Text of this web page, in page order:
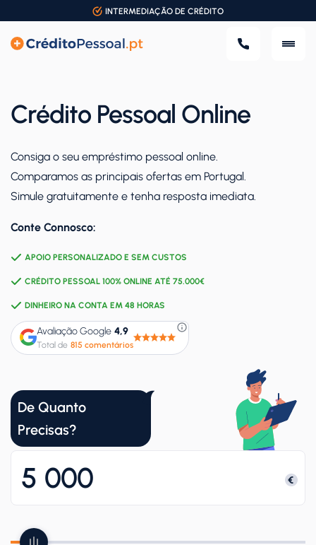
INTERMEDIAÇÃO DE CRÉDITO
Crédito Pessoal Online
Consiga o seu empréstimo pessoal online.
Comparamos as principais ofertas em Portugal.
Simule gratuitamente e tenha resposta imediata.
Conte Connosco:
APOIO PERSONALIZADO E SEM CUSTOS
CRÉDITO PESSOAL 100% ONLINE ATÉ 75.000€
DINHEIRO NA CONTA EM 48 HORAS
Avaliação Google 4,9
Total de 815 comentários
De Quanto
Precisas?